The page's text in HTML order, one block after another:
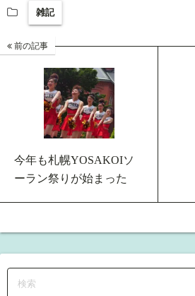
雑記
前の記事
今年も札幌YOSAKOIソ
ーラン祭りが始まった